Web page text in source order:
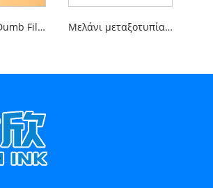
UVLED OPP Dumb Film Direct Printing Screen Printing Ink Μελάνι μεταξοτυπίας απευθείας εκτύπωσης πλαστικού φιλμ UVLED